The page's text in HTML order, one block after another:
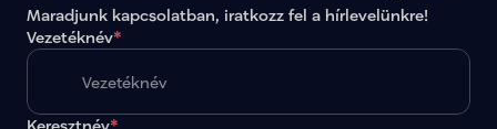
Maradjunk kapcsolatban, iratkozz fel a hírlevelünkre!
Vezetéknév*
Keresztnév*